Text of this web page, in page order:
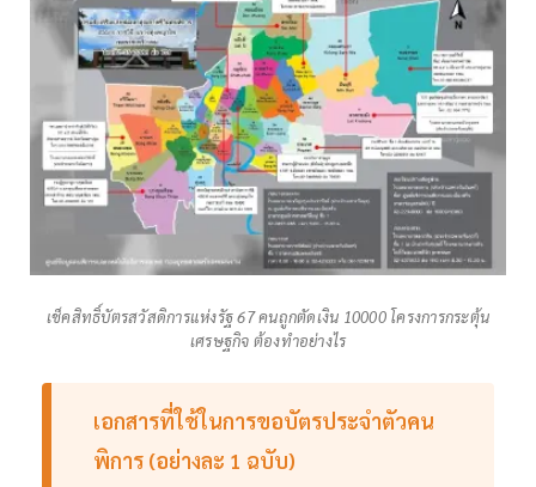
เช็คสิทธิ์บัตรสวัสดิการแห่งรัฐ 67 คนถูกตัดเงิน 10000 โครงการกระตุ้น
เศรษฐกิจ ต้องทำอย่างไร
เอกสารที่ใช้ในการขอบัตรประจำตัวคน
พิการ (อย่างละ 1 ฉบับ)